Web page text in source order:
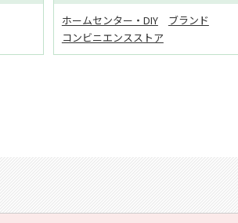
ホームセンター・DIY
ブランド
コンビニエンスストア